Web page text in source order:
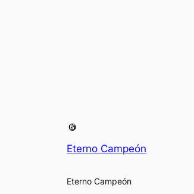
Eterno Campeón
Eterno Campeón